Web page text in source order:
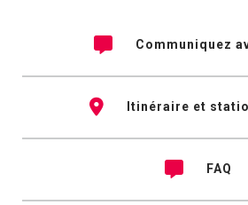
Communiquez
Itinéraire et
FAQ